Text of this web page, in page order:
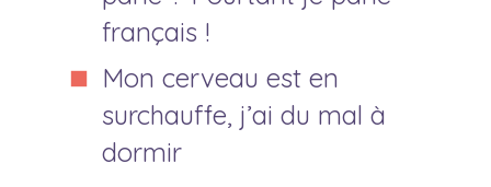
français !
Mon cerveau est en
surchauffe, j’ai du mal à
dormir